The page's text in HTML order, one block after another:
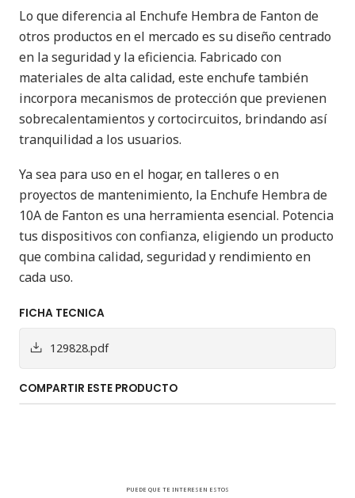
Lo que diferencia al Enchufe Hembra de Fanton de
otros productos en el mercado es su diseño centrado
en la seguridad y la eficiencia. Fabricado con
materiales de alta calidad, este enchufe también
incorpora mecanismos de protección que previenen
sobrecalentamientos y cortocircuitos, brindando así
tranquilidad a los usuarios.
Ya sea para uso en el hogar, en talleres o en
proyectos de mantenimiento, la Enchufe Hembra de
10A de Fanton es una herramienta esencial. Potencia
tus dispositivos con confianza, eligiendo un producto
que combina calidad, seguridad y rendimiento en
cada uso.
FICHA TECNICA
129828.pdf
COMPARTIR ESTE PRODUCTO
PUEDE QUE TE INTERESEN ESTOS